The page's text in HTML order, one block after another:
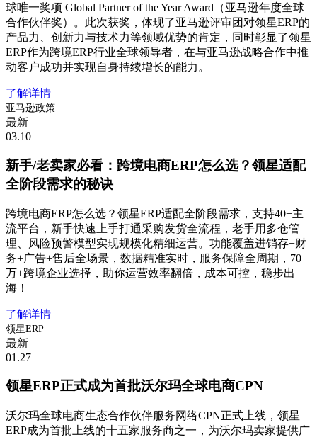
球唯一奖项 Global Partner of the Year Award（亚马逊年度全球
合作伙伴奖）。此次获奖，体现了亚马逊评审团对领星ERP的
产品力、创新力与技术力等领域优势的肯定，同时彰显了领星
ERP作为跨境ERP行业全球领导者，在与亚马逊战略合作中推
动客户成功并实现自身持续增长的能力。
了解详情
亚马逊政策
最新
03.10
新手/老卖家必看：跨境电商ERP怎么选？领星适配
全阶段需求的秘诀
跨境电商ERP怎么选？领星ERP适配全阶段需求，支持40+主
流平台，新手快速上手打通采购发货全流程，老手用多仓管
理、风险预警模型实现规模化精细运营。功能覆盖进销存+财
务+广告+售后全场景，数据精准实时，服务保障全周期，70
万+跨境企业选择，助你运营效率翻倍，成本可控，稳步出
海！
了解详情
领星ERP
最新
01.27
领星ERP正式成为首批沃尔玛全球电商CPN
沃尔玛全球电商生态合作伙伴服务网络CPN正式上线，领星
ERP成为首批上线的十五家服务商之一，为沃尔玛卖家提供广